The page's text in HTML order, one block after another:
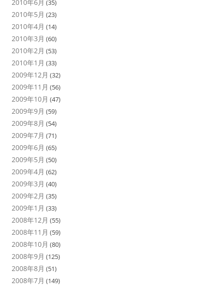
2010年6月 (35)
2010年5月 (23)
2010年4月 (14)
2010年3月 (60)
2010年2月 (53)
2010年1月 (33)
2009年12月 (32)
2009年11月 (56)
2009年10月 (47)
2009年9月 (59)
2009年8月 (54)
2009年7月 (71)
2009年6月 (65)
2009年5月 (50)
2009年4月 (62)
2009年3月 (40)
2009年2月 (35)
2009年1月 (33)
2008年12月 (55)
2008年11月 (59)
2008年10月 (80)
2008年9月 (125)
2008年8月 (51)
2008年7月 (149)